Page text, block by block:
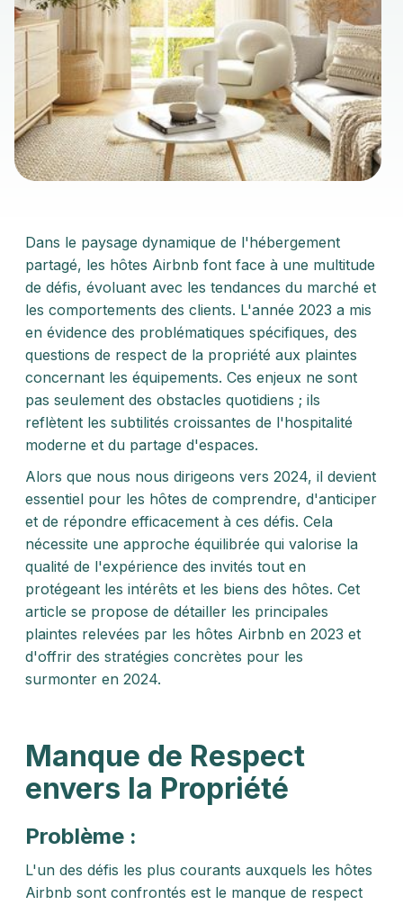
Dans le paysage dynamique de l'hébergement
partagé, les hôtes Airbnb font face à une multitude
de défis, évoluant avec les tendances du marché et
les comportements des clients. L'année 2023 a mis
en évidence des problématiques spécifiques, des
questions de respect de la propriété aux plaintes
concernant les équipements. Ces enjeux ne sont
pas seulement des obstacles quotidiens ; ils
reflètent les subtilités croissantes de l'hospitalité
moderne et du partage d'espaces.
Alors que nous nous dirigeons vers 2024, il devient
essentiel pour les hôtes de comprendre, d'anticiper
et de répondre efficacement à ces défis. Cela
nécessite une approche équilibrée qui valorise la
qualité de l'expérience des invités tout en
protégeant les intérêts et les biens des hôtes. Cet
article se propose de détailler les principales
plaintes relevées par les hôtes Airbnb en 2023 et
d'offrir des stratégies concrètes pour les
surmonter en 2024.
Manque de Respect
envers la Propriété
Problème :
L'un des défis les plus courants auxquels les hôtes
Airbnb sont confrontés est le manque de respect